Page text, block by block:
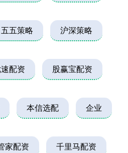
五五策略 沪深策略
配资 股赢宝配资
本信选配 企业
家配资 千里马配资